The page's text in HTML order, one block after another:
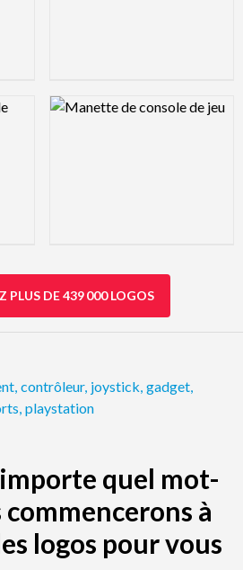
Logo Preview Image
PLUS DE 439 000 LOGOS
contrôleur, joystick gadget
playstation
quel mot-
à
logos pour vous